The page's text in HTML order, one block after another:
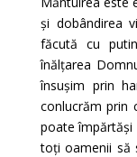
și dobândirea
făcută cu
înălțarea
însușim prin
conlucrăm prin
poate împărtăși
toți oamenii să